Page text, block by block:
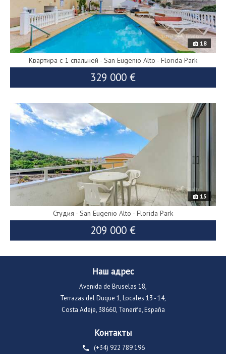
18
Квартира с 1 спальней - San Eugenio Alto - Florida Park
329 000 €
15
Студия - San Eugenio Alto - Florida Park
209 000 €
Наш адрес
Avenida de Bruselas 18,
Terrazas del Duque 1, Locales 13 - 14,
Costa Adeje, 38660, Tenerife, España
Контакты
(+34) 922 789 196